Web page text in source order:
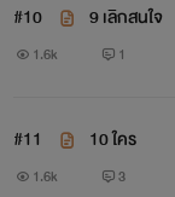
#10 9 เลิกสนใจ
1.6k 1
#11 10 ใคร
1.6k 3